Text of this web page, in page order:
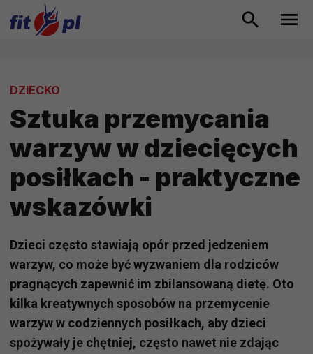
DZIECKO
Sztuka przemycania
warzyw w dziecięcych
posiłkach - praktyczne
wskazówki
Dzieci często stawiają opór przed jedzeniem
warzyw, co może być wyzwaniem dla rodziców
pragnących zapewnić im zbilansowaną dietę. Oto
kilka kreatywnych sposobów na przemycenie
warzyw w codziennych posiłkach, aby dzieci
spożywały je chętniej, często nawet nie zdając